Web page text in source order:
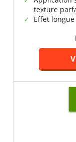
texture
Effet